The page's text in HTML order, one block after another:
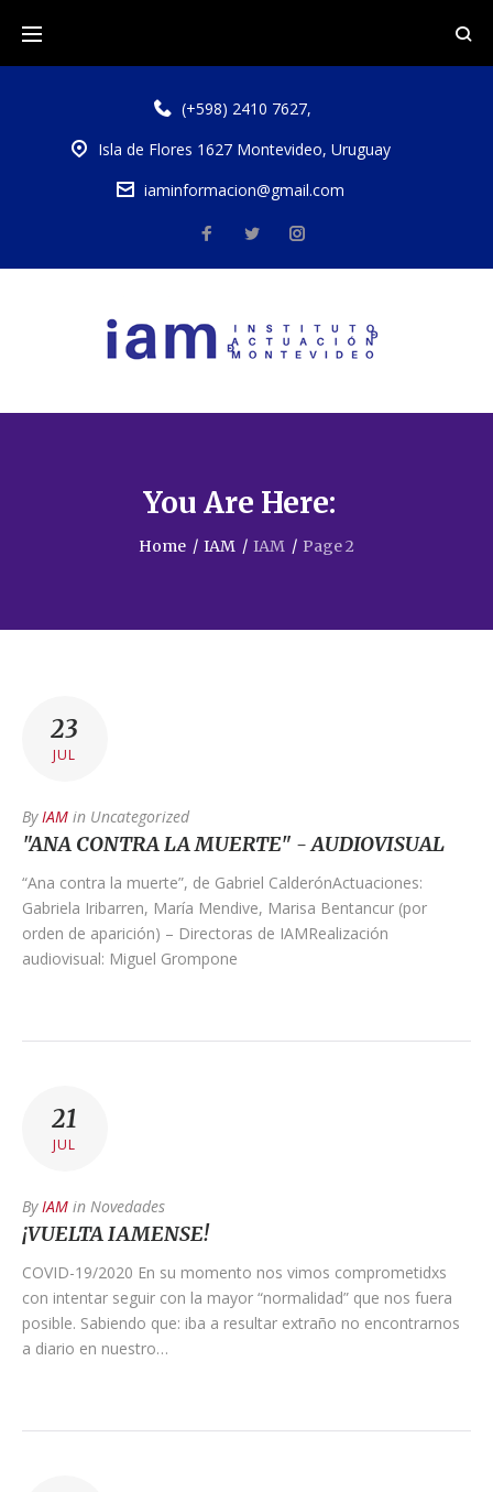
(+598) 2410 7627,
Isla de Flores 1627 Montevideo, Uruguay
iaminformacion@gmail.com
You Are Here:
Home / IAM / IAM / Page 2
23
JUL
ByIAM in Uncategorized
"ANA CONTRA LA MUERTE" - AUDIOVISUAL
“Ana contra la muerte”, de Gabriel CalderónActuaciones:
Gabriela Iribarren, María Mendive, Marisa Bentancur (por
orden de aparición) – Directoras de IAMRealización
audiovisual: Miguel Grompone
21
JUL
ByIAM in Novedades
¡VUELTA IAMENSE!
COVID-19/2020 En su momento nos vimos comprometidxs
con intentar seguir con la mayor “normalidad” que nos fuera
posible. Sabiendo que: iba a resultar extraño no encontrarnos
a diario en nuestro…